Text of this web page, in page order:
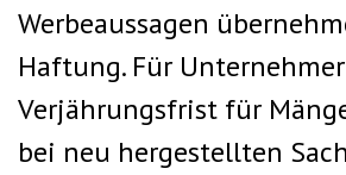
Werbeaussagen
Haftung. Für
Verjährungsfrist für
bei neu hergestellten